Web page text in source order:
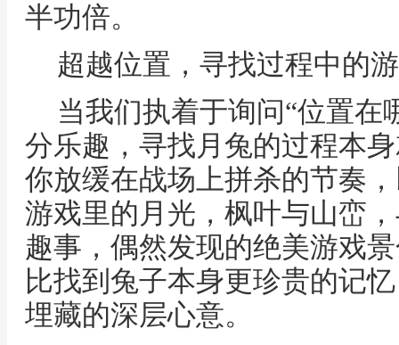
半功倍。
超越位置，寻找过程中的
当我们执着于询问“位置在
分乐趣，寻找月兔的过程本
你放缓在战场上拼杀的节奏
游戏里的月光，枫叶与山峦
趣事，偶然发现的绝美游戏
比找到兔子本身更珍贵的记
埋藏的深层心意。